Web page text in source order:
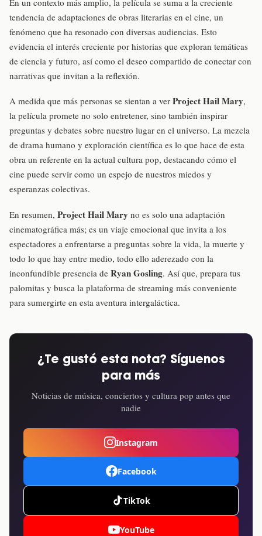
En un contexto más amplio, la película se suma a la creciente
tendencia de adaptaciones de obras literarias en el cine, un
fenómeno que ha resonado con diversas audiencias. Esto
evidencia el interés creciente por historias que exploran temáticas
de ciencia y futuro, así como el deseo compartido de conectar con
narrativas que invitan a la reflexión.
A medida que más personas se sientan a ver Project Hail Mary,
la película promete no solo entretener, sino también inspirar
preguntas y debates sobre nuestro lugar en el universo. La mezcla
de drama humano y exploración científica es lo que hace de esta
obra un referente en la actual cultura pop, destacando cómo el
cine puede servir como un espejo de nuestros miedos y
esperanzas colectivas.
En resumen, Project Hail Mary no es solo una adaptación
cinematográfica más; es un viaje emocional que invita a los
espectadores a enfrentarse a preguntas sobre la vida, la muerte y
todo lo que hay entre medio, todo ello aderezado con la
inconfundible presencia de Ryan Gosling. Así que, prepara tus
palomitas y busca la plataforma de streaming más conveniente
para sumergirte en esta aventura intergaláctica.
¿Te gustó esta nota? Síguenos
para más
Noticias de música, conciertos y cultura pop antes que
nadie
Instagram
Facebook
TikTok
YouTube